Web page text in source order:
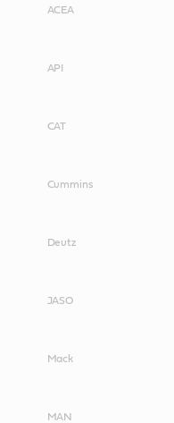
ACEA
API
CAT
Cummins
Deutz
JASO
Mack
MAN